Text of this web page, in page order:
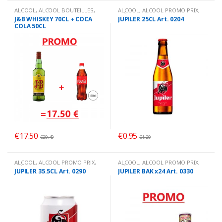
ALCOOL, ALCOOL BOUTEILLES,
ALCOOL PROMO PRIX Promo
J&B WHISKEY 70CL + COCA
COLA 50CL
€17.50 €20.40
ALCOOL, ALCOOL PROMO PRIX,
BIÈRES BOUTEILLES ,Promo
JUPILER 25CL Art. 0204
€0.95 €1.20
ALCOOL, ALCOOL PROMO PRIX,
BIÈRES CANNETTES ,Promo
JUPILER 35.5CL Art. 0290
ALCOOL, ALCOOL PROMO PRIX,
BIÈRES BOUTEILLES, Promo
JUPILER BAK x24 Art. 0330